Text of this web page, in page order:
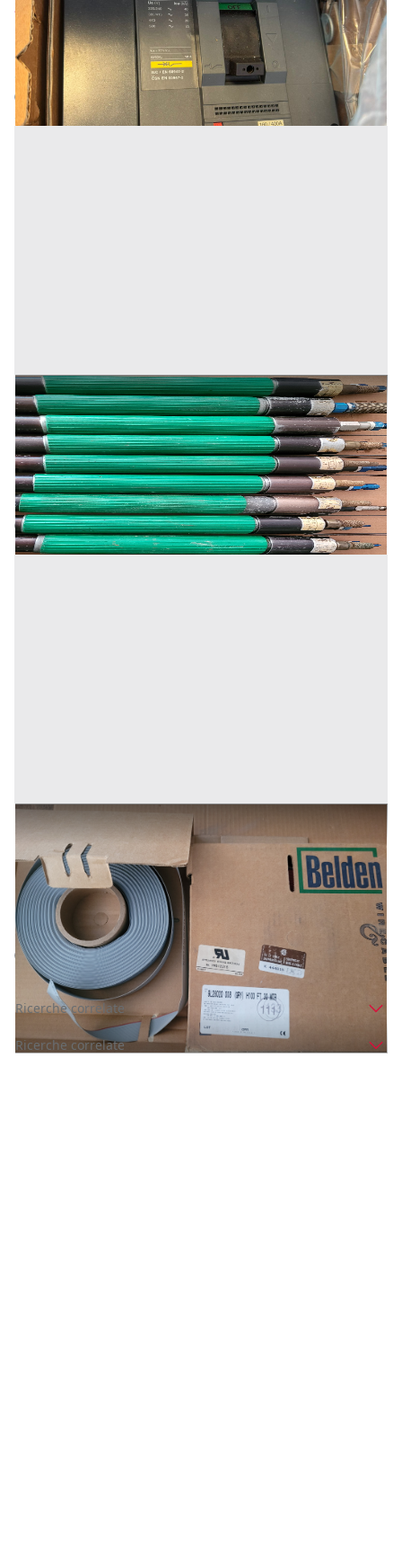
Inserito il: 20/03/2026
Genova (Genova)
Annuncio scaduto
350 €
Codice annuncio:60658745
avvitatori pneumatici
Inserito il: 19/03/2025
Genova (Genova)
Annuncio scaduto
Prezzo
500 €
Codice annuncio:1548863008
cavo flat
Inserito il: 09/09/2024
Genova
(Genova)
Annuncio scaduto
1 €
Codice annuncio:538137894
Ricerche correlate
Ricerche correlate